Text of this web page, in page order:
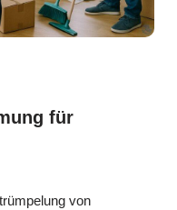
für
von